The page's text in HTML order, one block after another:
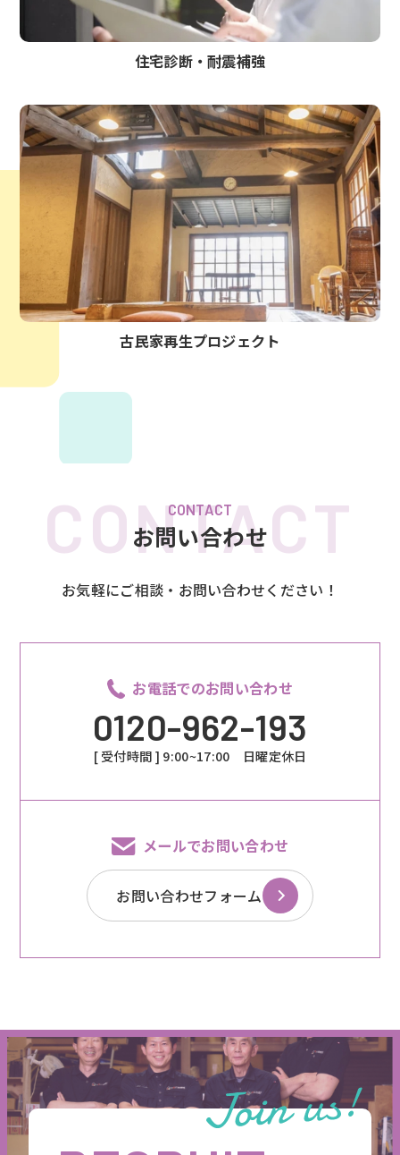
住宅診断・耐震補強
古民家再生プロジェクト
CONTACT
お問い合わせ
お気軽にご相談・お問い合わせください！
お電話でのお問い合わせ
0120-962-193
[ 受付時間 ] 9:00~17:00 日曜定休日
メールでお問い合わせ
お問い合わせフォーム